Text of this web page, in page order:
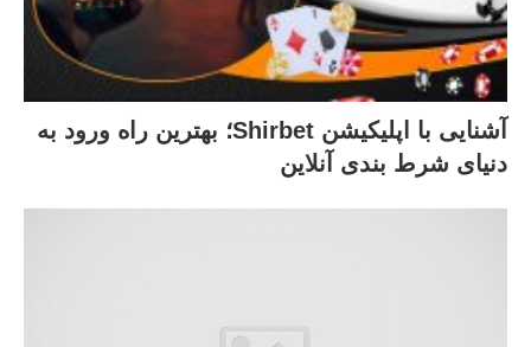
آشنایی با اپلیکیشن Shirbet؛ بهترین راه ورود به
دنیای شرط‌ بندی آنلاین